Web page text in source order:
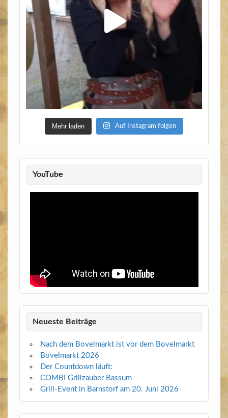
Mehr laden Auf Instagram folgen
YouTube
Neueste Beiträge
Nach dem Bovelmarkt ist vor dem Bovelmarkt
Bovelmarkt 2026
Der Countdown läuft:
COMBI Grillzauber Bassum
Grill-Event in Barnstorf am 20. Juni 2026